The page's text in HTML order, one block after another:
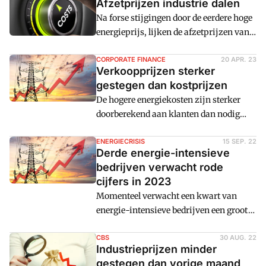
Afzetprijzen industrie dalen
Na forse stijgingen door de eerdere hoge
energieprijs, lijken de afzetprijzen van
ze 1 procent hoger dan dezelfde maand
een jaar eerder. In augustus 2024 waren
de prijzen gemiddeld zelfs een half
procent lager dan augustus 2023.
CORPORATE FINANCE 20 APR. 23
Verkoopprijzen sterker
gestegen dan kostprijzen
De hogere energiekosten zijn sterker
doorberekend aan klanten dan nodig
ENERGIECRISIS 15 SEP. 22
Derde energie-intensieve
bedrijven verwacht rode
cijfers in 2023
Momenteel verwacht een kwart van
energie-intensieve bedrijven een groot
energiecrisis.
CBS 30 AUG. 22
Industrieprijzen minder
gestegen dan vorige maand